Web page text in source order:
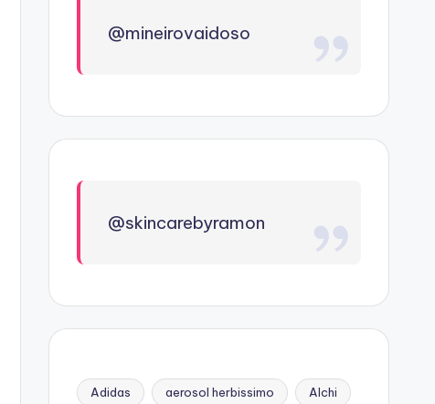
@mineirovaidoso
@skincarebyramon
Adidas aerosol herbissimo Alchi